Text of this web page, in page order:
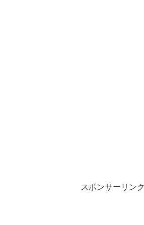
スポンサーリンク